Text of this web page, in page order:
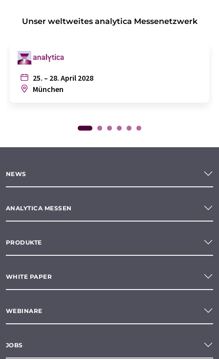
Unser weltweites analytica Messenetzwerk
25. – 28. April 2028
München
NEWS
ANALYTICA MESSEN
PRODUKTE
WHITE PAPER
WEBINARE
JOBS